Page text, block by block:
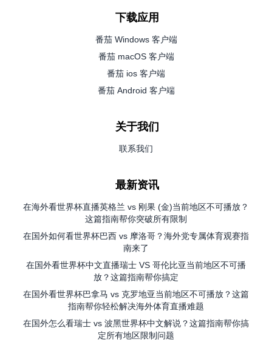
下载应用
番茄 Windows 客户端
番茄 macOS 客户端
番茄 ios 客户端
番茄 Android 客户端
关于我们
联系我们
最新资讯
在海外看世界杯直播英格兰 vs 刚果 (金)当前地区不可播放？
这篇指南帮你突破所有限制
在国外如何看世界杯巴西 vs 摩洛哥？海外党专属体育观赛指
南来了
在国外看世界杯中文直播瑞士 VS 哥伦比亚当前地区不可播
放？这篇指南帮你搞定
在国外看世界杯巴拿马 vs 克罗地亚当前地区不可播放？这篇
指南帮你轻松解决海外体育直播难题
在国外怎么看瑞士 vs 波黑世界杯中文解说？这篇指南帮你搞
定所有地区限制问题